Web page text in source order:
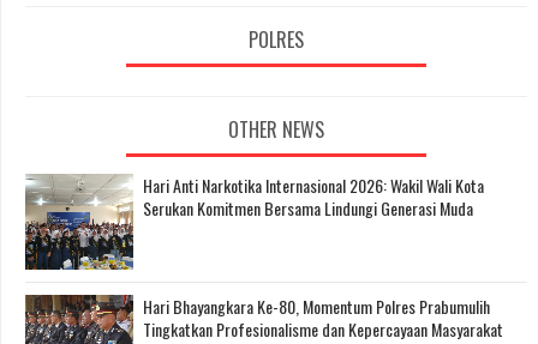
POLRES
OTHER NEWS
Hari Anti Narkotika Internasional 2026: Wakil Wali Kota
Serukan Komitmen Bersama Lindungi Generasi Muda
Hari Bhayangkara Ke-80, Momentum Polres Prabumulih
Tingkatkan Profesionalisme dan Kepercayaan Masyarakat